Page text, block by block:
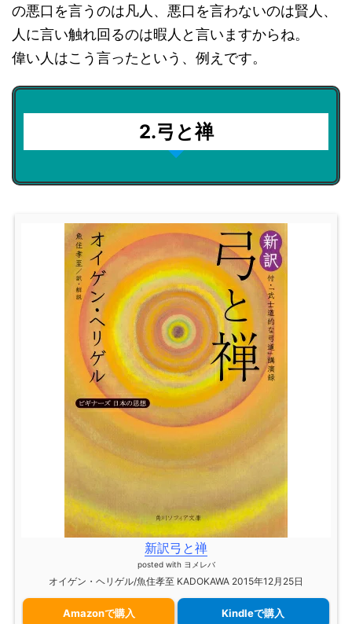
の悪口を言うのは凡人、悪口を言わないのは賢人、
人に言い触れ回るのは暇人と言いますからね。
偉い人はこう言ったという、例えです。
2.弓と禅
新訳弓と禅
posted with ヨメレバ
オイゲン・ヘリゲル/魚住孝至 KADOKAWA 2015年12月25日
Amazonで購入 Kindleで購入